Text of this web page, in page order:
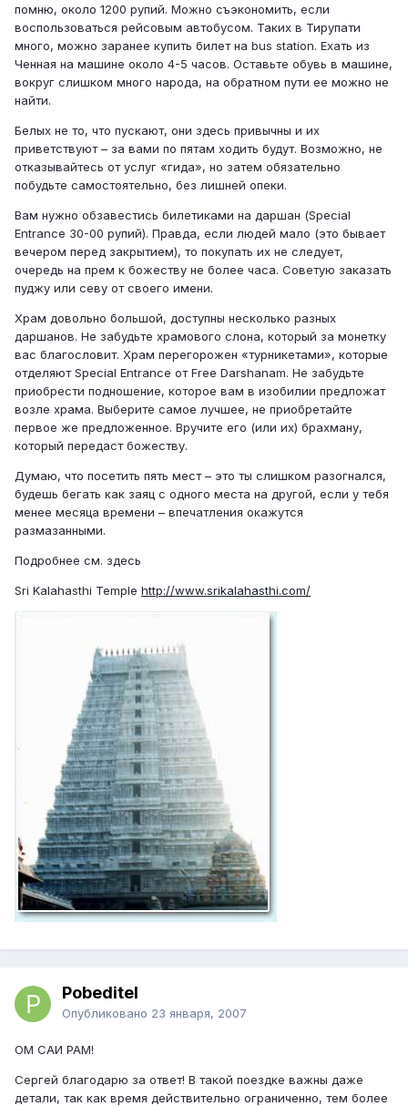
помню, около 1200 рупий. Можно съэкономить, если
воспользоваться рейсовым автобусом. Таких в Тирупати
много, можно заранее купить билет на bus station. Ехать из
Ченная на машине около 4-5 часов. Оставьте обувь в машине,
вокруг слишком много народа, на обратном пути ее можно не
найти.
Белых не то, что пускают, они здесь привычны и их
приветствуют – за вами по пятам ходить будут. Возможно, не
отказывайтесь от услуг «гида», но затем обязательно
побудьте самостоятельно, без лишней опеки.
Вам нужно обзавестись билетиками на даршан (Special
Entrance 30-00 рупий). Правда, если людей мало (это бывает
вечером перед закрытием), то покупать их не следует,
очередь на прем к божеству не более часа. Советую заказать
пуджу или севу от своего имени.
Храм довольно большой, доступны несколько разных
даршанов. Не забудьте храмового слона, который за монетку
вас благословит. Храм перегорожен «турникетами», которые
отделяют Special Entrance от Free Darshanam. Не забудьте
приобрести подношение, которое вам в изобилии предложат
возле храма. Выберите самое лучшее, не приобретайте
первое же предложенное. Вручите его (или их) брахману,
который передаст божеству.
Думаю, что посетить пять мест – это ты слишком разогнался,
будешь бегать как заяц с одного места на другой, если у тебя
менее месяца времени – впечатления окажутся
размазанными.
Подробнее см. здесь
Sri Kalahasthi Temple http://www.srikalahasthi.com/
Pobeditel
Опубликовано 23 января, 2007
OМ САИ РАМ!
Сергей благодарю за ответ! В такой поездке важны даже
детали, так как время действительно ограниченно, тем более